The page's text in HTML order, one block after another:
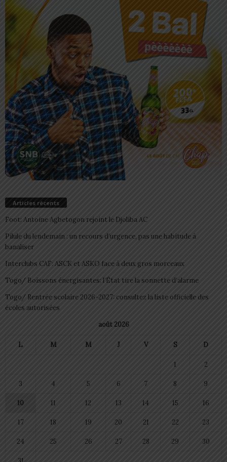
Articles récents
Foot: Antoine Agbetogon rejoint le Djoliba AC
Pilule du lendemain : un recours d’urgence, pas une habitude à
banaliser
Interclubs CAF: ASCK et ASKO face à deux gros morceaux
Togo/ Boissons énergisantes: l’État tire la sonnette d’alarme
Togo/ Rentrée scolaire 2026-2027: consultez la liste officielle des
écoles autorisées
août 2026
L M M J V S D
1 2
3 4 5 6 7 8 9
10 11 12 13 14 15 16
17 18 19 20 21 22 23
24 25 26 27 28 29 30